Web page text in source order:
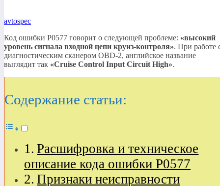
avtospec
Код ошибки P0577 говорит о следующей проблеме: «высокий
уровень сигнала входной цепи круиз-контроля». При работе
диагностическим сканером OBD-2, английское название
выглядит так «Cruise Control Input Circuit High».
Содержание статьи:
Расшифровка и техническое
описание кода ошибки P0577
Признаки неисправности